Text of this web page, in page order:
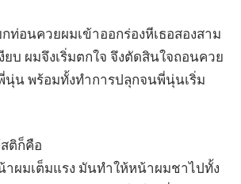
ท่อนควยผมเข้าออกร่องหีเธอสองสาม
ยบ ผมจึงเริ่มตกใจ จึงตัดสินใจถอนควย
นุ่น พร้อมทั้งทำการปลุกจนพี่นุ่นเริ่ม
ติก็คือ
ผมเต็มแรง มันทำให้หน้าผมชาไปทั้ง